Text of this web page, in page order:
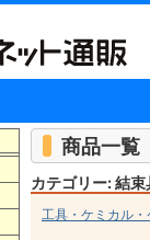
商品一覧
カテゴリー: 結束
工具・ケミカル・